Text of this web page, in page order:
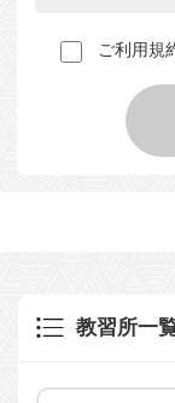
ご利用規
教習所一